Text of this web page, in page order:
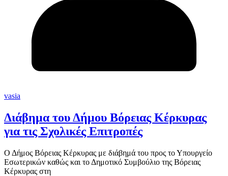
vasia
Διάβημα του Δήμου Βόρειας Κέρκυρας
για τις Σχολικές Επιτροπές
Ο Δήμος Βόρειας Κέρκυρας με διάβημά του προς το Υπουργείο
Εσωτερικών καθώς και το Δημοτικό Συμβούλιο της Βόρειας
Κέρκυρας στη